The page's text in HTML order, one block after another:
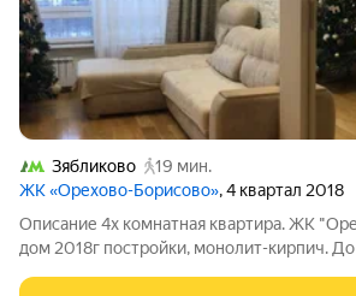
Зябликово
19 мин.
ЖК «Орехово-Борисово», 4 квартал 2018
Описание 4х комнатная квартира. ЖК
дом 2018г постройки, монолит-кирпич.